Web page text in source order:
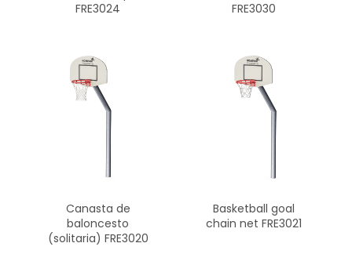
FRE3024
FRE3030
Canasta de
baloncesto
(solitaria) FRE3020
Basketball goal
chain net FRE3021